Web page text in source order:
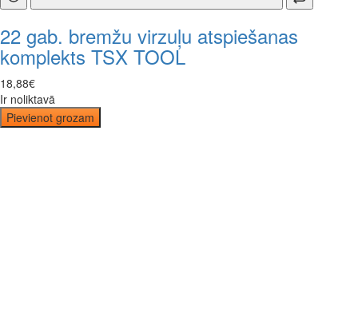
22 gab. bremžu virzuļu atspiešanas
komplekts TSX TOOL
18,88€
Ir noliktavā
Pievienot grozam